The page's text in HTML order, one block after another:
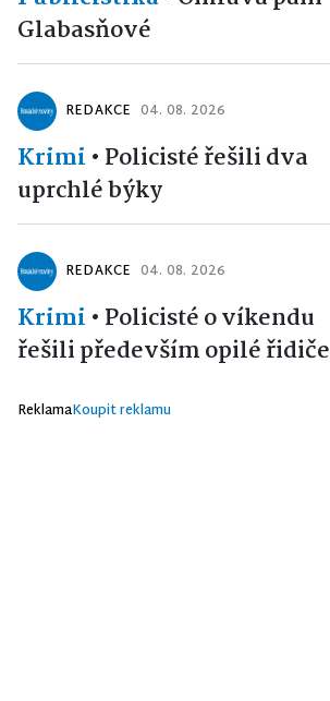
Glabasňové
REDAKCE 04. 08. 2026
Krimi • Policisté řešili dva
uprchlé býky
REDAKCE 04. 08. 2026
Krimi • Policisté o víkendu
řešili především opilé řidiče
ReklamaKoupit reklamu